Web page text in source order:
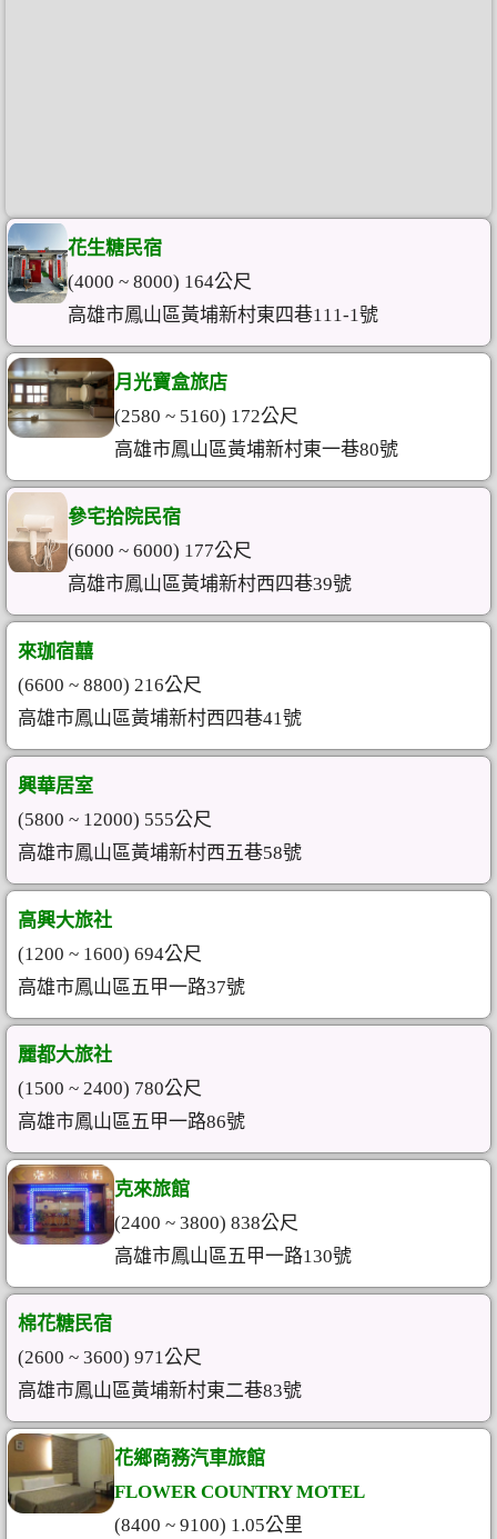
花生糖民宿
(4000 ~ 8000) 164公尺
高雄市鳳山區黃埔新村東四巷111-1號
月光寶盒旅店
(2580 ~ 5160) 172公尺
高雄市鳳山區黃埔新村東一巷80號
參宅拾院民宿
(6000 ~ 6000) 177公尺
高雄市鳳山區黃埔新村西四巷39號
來珈宿囍
(6600 ~ 8800) 216公尺
高雄市鳳山區黃埔新村西四巷41號
興華居室
(5800 ~ 12000) 555公尺
高雄市鳳山區黃埔新村西五巷58號
高興大旅社
(1200 ~ 1600) 694公尺
高雄市鳳山區五甲一路37號
麗都大旅社
(1500 ~ 2400) 780公尺
高雄市鳳山區五甲一路86號
克來旅館
(2400 ~ 3800) 838公尺
高雄市鳳山區五甲一路130號
棉花糖民宿
(2600 ~ 3600) 971公尺
高雄市鳳山區黃埔新村東二巷83號
花鄉商務汽車旅館
FLOWER COUNTRY MOTEL
(8400 ~ 9100) 1.05公里